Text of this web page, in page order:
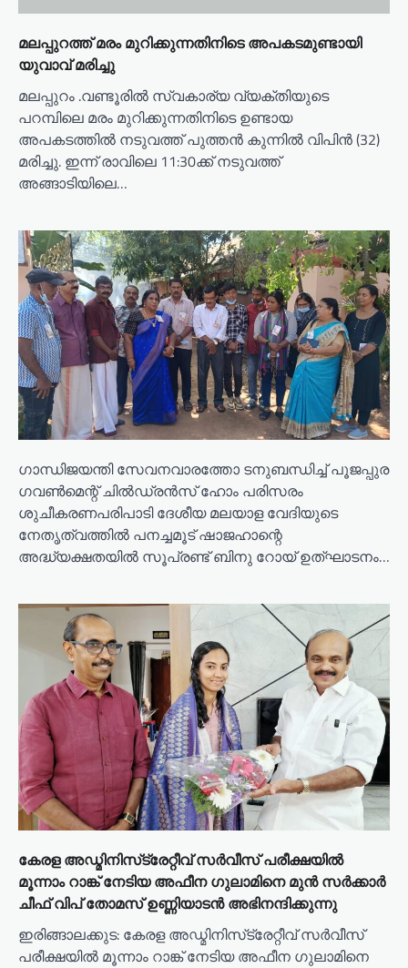
മലപ്പുറത്ത് മരം മുറിക്കുന്നതിനിടെ അപകടമുണ്ടായി
യുവാവ് മരിച്ചു
മലപ്പുറം .വണ്ടൂരിൽ സ്വകാര്യ വ്യക്തിയുടെ
പറമ്പിലെ മരം മുറിക്കുന്നതിനിടെ ഉണ്ടായ
അപകടത്തിൽ നടുവത്ത് പുത്തൻ കുന്നിൽ വിപിൻ (32)
മരിച്ചു. ഇന്ന് രാവിലെ 11:30ക്ക് നടുവത്ത്
അങ്ങാടിയിലെ…
ഗാന്ധിജയന്തി സേവനവാരത്തോ ടനുബന്ധിച്ച് പൂജപ്പുര
ഗവൺമെന്റ് ചിൽഡ്രൻസ് ഹോം പരിസരം
ശുചീകരണപരിപാടി ദേശീയ മലയാള വേദിയുടെ
നേതൃത്വത്തിൽ പനച്ചമൂട് ഷാജഹാന്റെ
അദ്ധ്യക്ഷതയിൽ സൂപ്രണ്ട് ബിനു റോയ് ഉത്ഘാടനം…
കേരള അഡ്മിനിസ്‌ട്രേറ്റീവ് സർവീസ് പരീക്ഷയിൽ
മൂന്നാം റാങ്ക് നേടിയ അഫീന ഗുലാമിനെ മുൻ സർക്കാർ
ചീഫ് വിപ് തോമസ് ഉണ്ണിയാടൻ അഭിനന്ദിക്കുന്നു
ഇരിങ്ങാലക്കുട: കേരള അഡ്മിനിസ്‌ട്രേറ്റീവ് സർവീസ്
പരീക്ഷയിൽ മൂന്നാം റാങ്ക് നേടിയ അഫീന ഗുലാമിനെ